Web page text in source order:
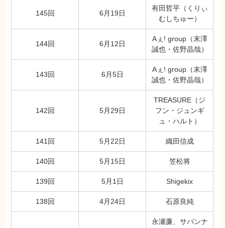
145回 6月19日
有田哲平（くりぃ
むしちゅー）
144回 6月12日
Aぇ! group（末澤
誠也・佐野晶哉）
143回 6月5日
Aぇ! group（末澤
誠也・佐野晶哉）
142回 5月29日
TREASURE（ジ
フン・ジュンギ
ュ・ハルト）
141回 5月22日 織田信成
140回 5月15日 笠松将
139回 5月1日 Shigekix
138回 4月24日 石原良純
永瀬廉、サバンナ